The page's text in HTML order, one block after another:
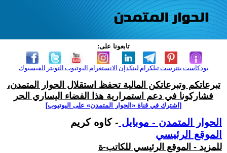
تابعونا على:
الفيسبوك التويتر اليوتيوب الانستغرام لينكدإن تيلكرامبنترست بودكاست
تبرعاتكم وتبرعاتكن المالية تحفظ استقلال الحوار المتمدن،
فشاركونا في دعم استمرارية هذا الفضاء اليساري الحر
[اشترك في قناة ‫«الحوار المتمدن» على اليوتيوب]
الحوار المتمدن - موبايل - كاوه كريم
الموقع الرئيسي
للمزيد - الموقع الرئيسي للكاتب-ة